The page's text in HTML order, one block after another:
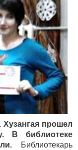
прошел
В библиотеке
Библиотекарь